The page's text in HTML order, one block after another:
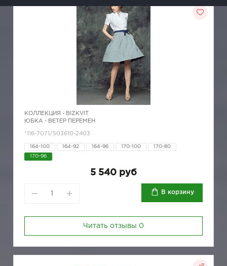
КОЛЛЕКЦИЯ - BIZKVIT
ЮБКА - ВЕТЕР ПЕРЕМЕН
*116-7071/503610-2403
164-100 164-92 164-96 170-100 170-80
170-96
5 540 руб
В корзину
Читать отзывы 0